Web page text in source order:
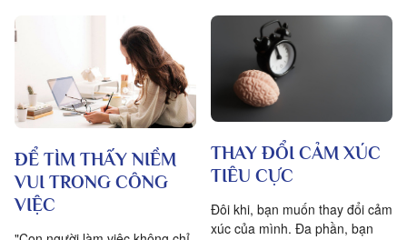
ĐỂ TÌM THẤY NIỀM
VUI TRONG CÔNG
VIỆC
THAY ĐỔI CẢM XÚC
TIÊU CỰC
Đôi khi, bạn muốn thay đổi cảm
xúc của mình. Đa phần, bạn